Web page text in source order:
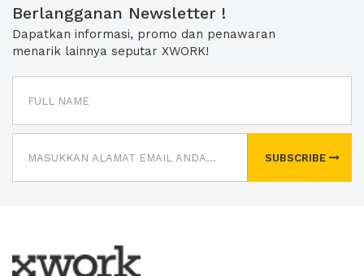
Berlangganan Newsletter !
Dapatkan informasi, promo dan penawaran
menarik lainnya seputar XWORK!
SUBSCRIBE